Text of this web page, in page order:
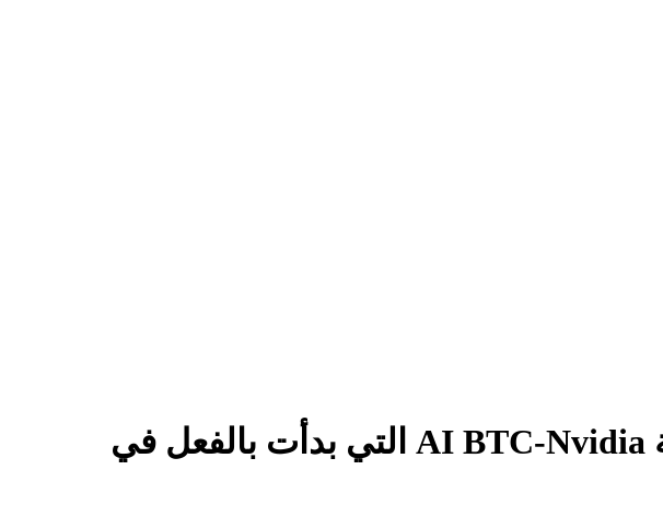
الإحاطة الصباحية لآسيا: آسيا تستيقظ على الرياح الخلفية AI BTC-Nvidia التي بدأت بالفعل في